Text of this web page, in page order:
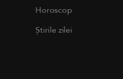
Horoscop
Știrile zilei